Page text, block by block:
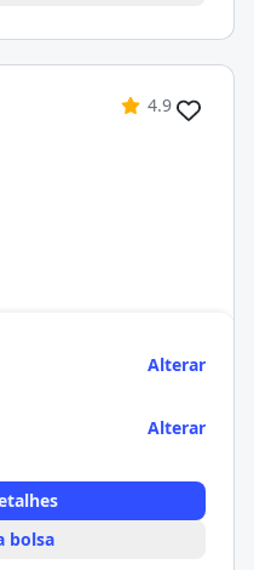
4.9
Alterar
Alterar
bolsa